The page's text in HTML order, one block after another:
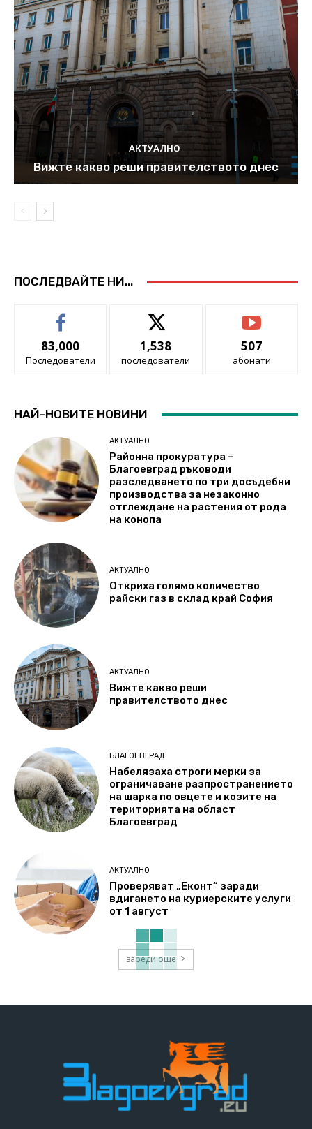
АКТУАЛНО
Вижте какво реши правителството днес
ПОСЛЕДВАЙТЕ НИ...
83,000
Последователи
1,538
последователи
507
абонати
НАЙ-НОВИТЕ НОВИНИ
АКТУАЛНО
Районна прокуратура –
Благоевград ръководи
разследването по три досъдебни
производства за незаконно
отглеждане на растения от рода
на конопа
АКТУАЛНО
Откриха голямо количество
райски газ в склад край София
АКТУАЛНО
Вижте какво реши
правителството днес
БЛАГОЕВГРАД
Набелязаха строги мерки за
ограничаване разпространението
на шарка по овцете и козите на
територията на област
Благоевград
АКТУАЛНО
Проверяват „Еконт“ заради
вдигането на куриерските услуги
от 1 август
зареди още